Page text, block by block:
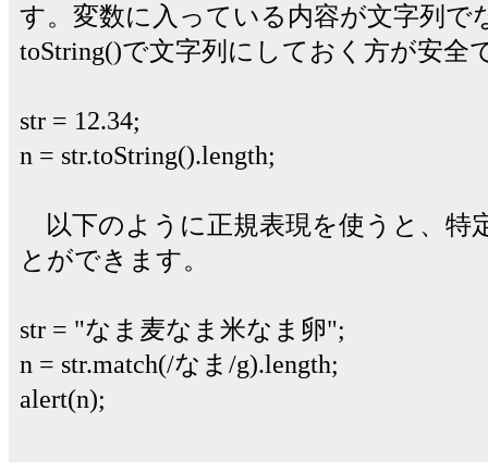
す。変数に入っている内容が文字列で
toString()で文字列にしておく方が安全
str = 12.34;
n = str.toString().length;
以下のように正規表現を使うと、特
とができます。
str = "なま麦なま米なま卵";
n = str.match(/なま/g).length;
alert(n);